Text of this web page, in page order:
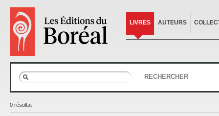
LIVRES AUTEURS
RECHERCHER
0 résultat